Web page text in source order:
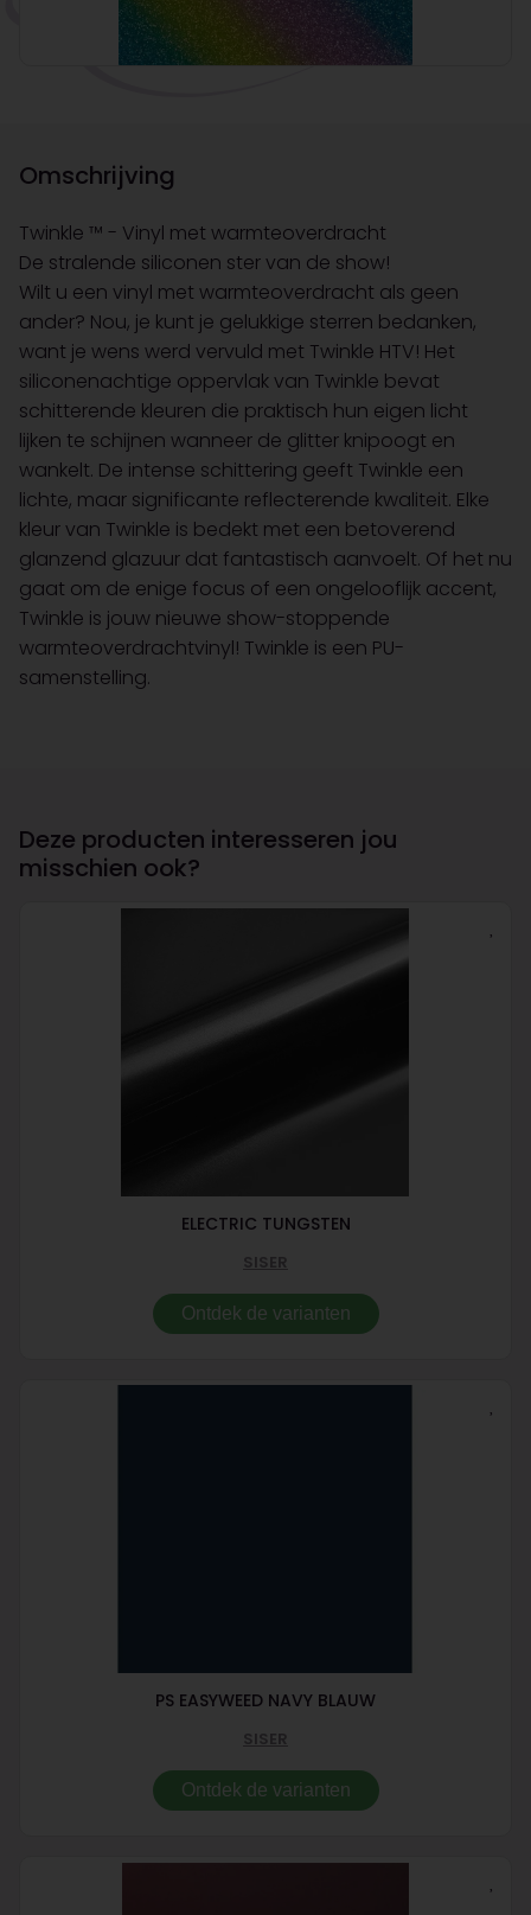
Omschrijving
Twinkle ™ - Vinyl met warmteoverdracht
De stralende siliconen ster van de show!
Wilt u een vinyl met warmteoverdracht als geen
ander? Nou, je kunt je gelukkige sterren bedanken,
want je wens werd vervuld met Twinkle HTV! Het
siliconenachtige oppervlak van Twinkle bevat
schitterende kleuren die praktisch hun eigen licht
lijken te schijnen wanneer de glitter knipoogt en
wankelt. De intense schittering geeft Twinkle een
lichte, maar significante reflecterende kwaliteit. Elke
kleur van Twinkle is bedekt met een betoverend
glanzend glazuur dat fantastisch aanvoelt. Of het nu
gaat om de enige focus of een ongelooflijk accent,
Twinkle is jouw nieuwe show-stoppende
warmteoverdrachtvinyl! Twinkle is een PU-
samenstelling.
Deze producten interesseren jou
misschien ook?
ELECTRIC TUNGSTEN
SISER
Ontdek de varianten
PS EASYWEED NAVY BLAUW
SISER
Ontdek de varianten